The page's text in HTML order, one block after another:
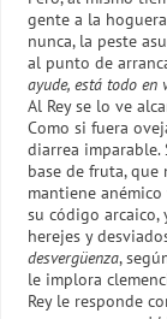
gente a la
nunca, la peste
al punto de
ayude, está todo
Al Rey se lo ve
Como si fuera
diarrea imparable.
base de fruta,
mantiene
su código arcaico,
herejes y
desvergüenza,
le implora
Rey le responde